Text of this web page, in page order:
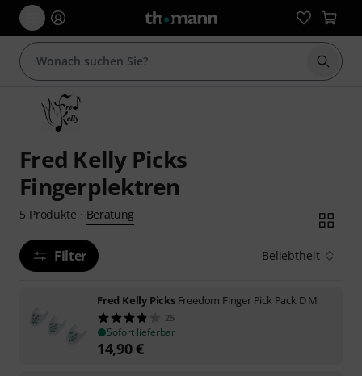
Suche
Fred Kelly Picks
Fingerplektren
5 Produkte · Beratung
Filter Beliebtheit
Fred Kelly Picks Freedom Finger Pick Pack D M
25
Sofort lieferbar
14,90€